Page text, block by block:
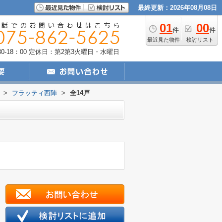
最終更新：2026年08月08日
01件
最近見た物件
00件
検討リスト
18：00 定休日：第2第3火曜日・水曜日
> フラッティ西陣 > 全14戸